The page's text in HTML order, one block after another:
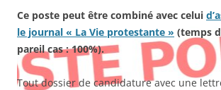
Ce poste peut être combiné avec celui
le journal « La Vie protestante » (temps
pareil cas : 100%).
Tout dossier de candidature avec une